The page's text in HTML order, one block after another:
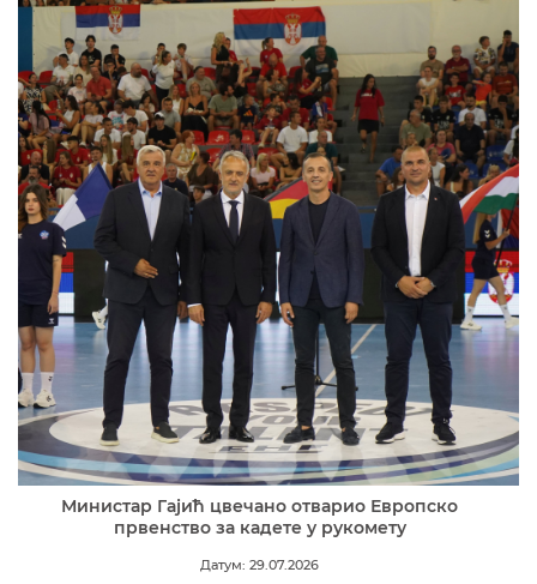
Министар Гајић цвечано отварио Европско
првенство за кадете у рукомету
Датум: 29.07.2026